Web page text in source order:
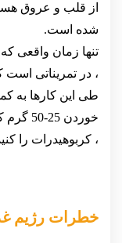
از قلب و عروق
شده است.
تنها زمان واقعی
، در تمریناتی است
طی این کارها به
، کربوهیدرات را
خطرات رژیم